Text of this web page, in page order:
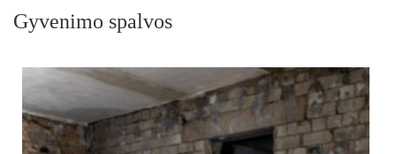
Gyvenimo spalvos